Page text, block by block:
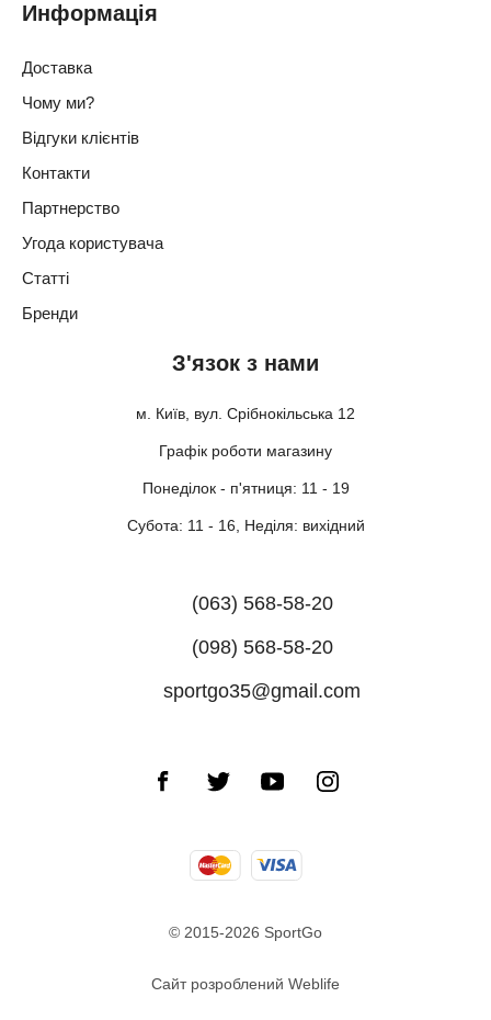
З'язок з нами
м. Київ, вул. Срібнокільська 12
Графік роботи магазину
Понеділок - п'ятниця: 11 - 19
Субота: 11 - 16, Неділя: вихідний
(063) 568-58-20
(098) 568-58-20
sportgo35@gmail.com
Информація
Доставка
Чому ми?
Відгуки клієнтів
Контакти
Партнерство
Угода користувача
Статті
Бренди
© 2015-2026 SportGo
Сайт розроблений Weblife